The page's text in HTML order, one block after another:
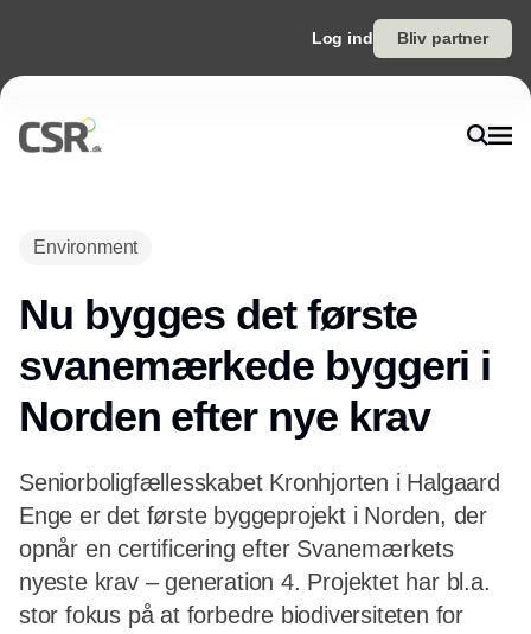
Log ind Bliv partner
Environment
Nu bygges det første
svanemærkede byggeri i
Norden efter nye krav
Seniorboligfællesskabet Kronhjorten i Halgaard
Enge er det første byggeprojekt i Norden, der
opnår en certificering efter Svanemærkets
nyeste krav – generation 4. Projektet har bl.a.
stor fokus på at forbedre biodiversiteten for